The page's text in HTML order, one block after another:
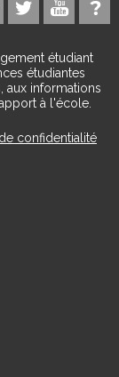
étudiant
étudiantes
aux informations
à l'école.
confidentialité